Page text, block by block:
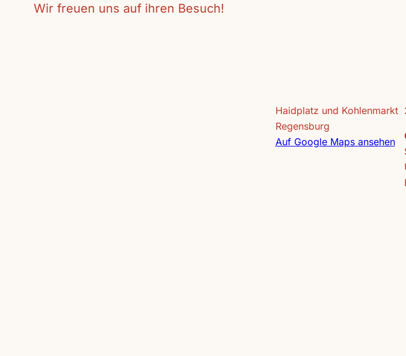
Wir freuen uns auf ihren Besuch!
Haidplatz und Kohlenmarkt
Regensburg
Auf Google Maps ansehen